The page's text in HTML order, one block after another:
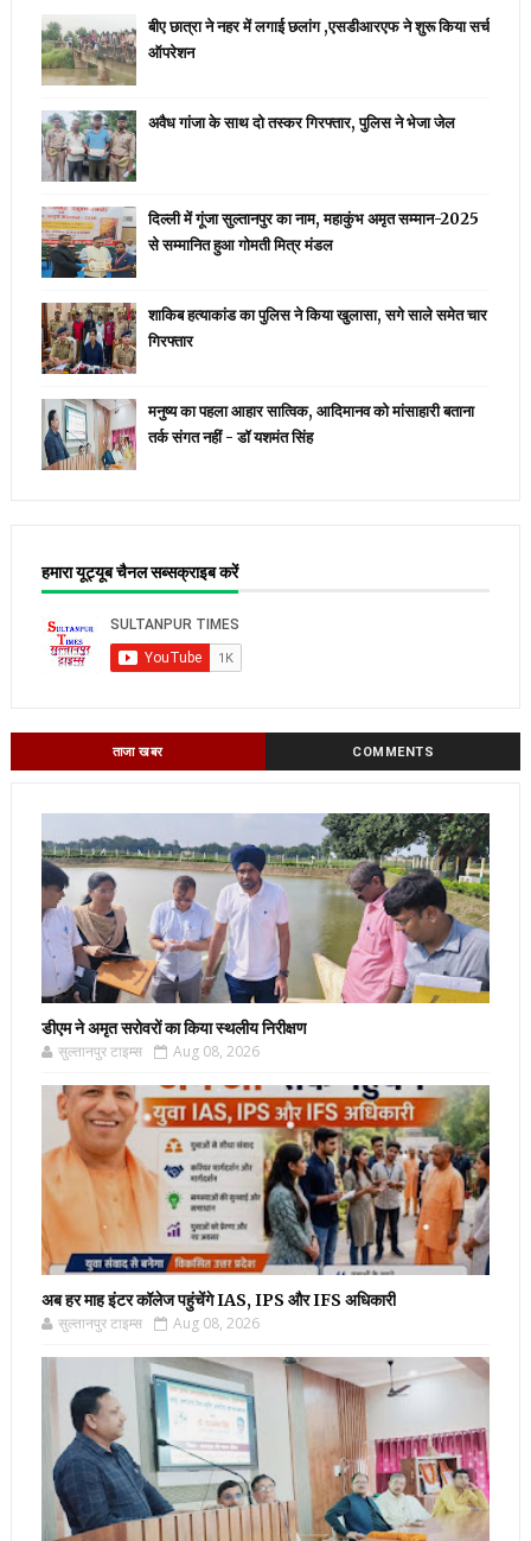
बीए छात्रा ने नहर में लगाई छलांग ,एसडीआरएफ ने शुरू किया सर्च
ऑपरेशन
अवैध गांजा के साथ दो तस्कर गिरफ्तार, पुलिस ने भेजा जेल
दिल्ली में गूंजा सुल्तानपुर का नाम, महाकुंभ अमृत सम्मान-2025
से सम्मानित हुआ गोमती मित्र मंडल
शाकिब हत्याकांड का पुलिस ने किया खुलासा, सगे साले समेत चार
गिरफ्तार
मनुष्य का पहला आहार सात्विक, आदिमानव को मांसाहारी बताना
तर्क संगत नहीं - डॉ यशमंत सिंह
हमारा यूट्यूब चैनल सब्सक्राइब करें
ताजा खबर COMMENTS
डीएम ने अमृत सरोवरों का किया स्थलीय निरीक्षण
सुल्तानपुर टाइम्स Aug 08, 2026
अब हर माह इंटर कॉलेज पहुंचेंगे IAS, IPS और IFS अधिकारी
सुल्तानपुर टाइम्स Aug 08, 2026